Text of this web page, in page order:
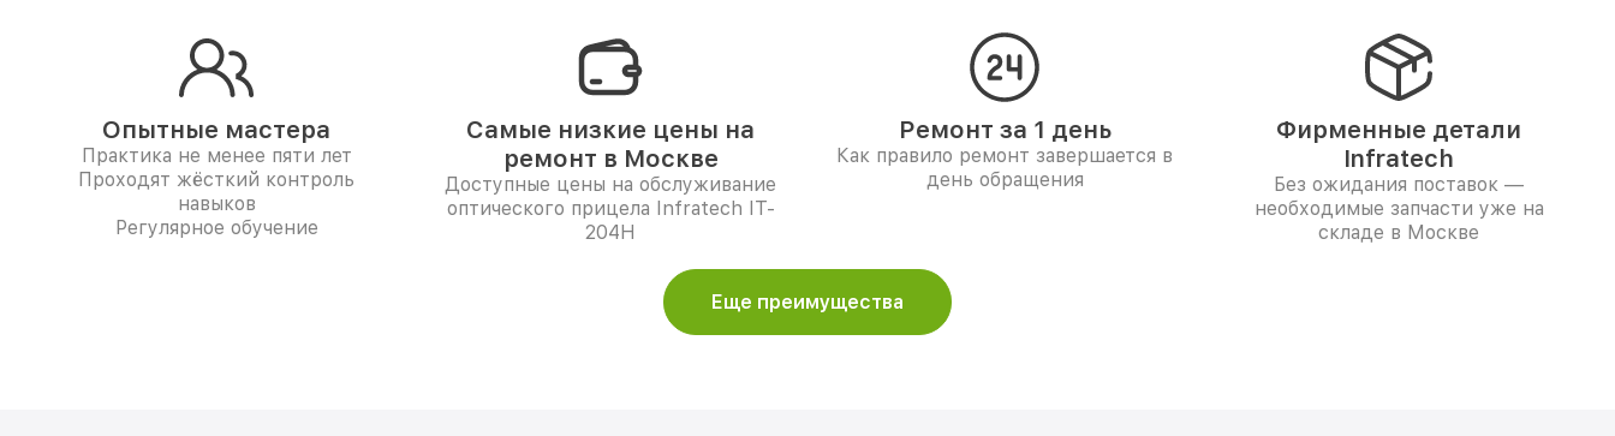
Опытные мастера
Практика не менее пяти лет
Проходят жёсткий контроль
навыков
Регулярное обучение
Самые низкие цены на
ремонт в Москве
Доступные цены на обслуживание
оптического прицела Infratech IT-
204H
Ремонт за 1 день
Как правило ремонт завершается в
день обращения
Фирменные детали
Infratech
Без ожидания поставок —
необходимые запчасти уже на
складе в Москве
Еще преимущества